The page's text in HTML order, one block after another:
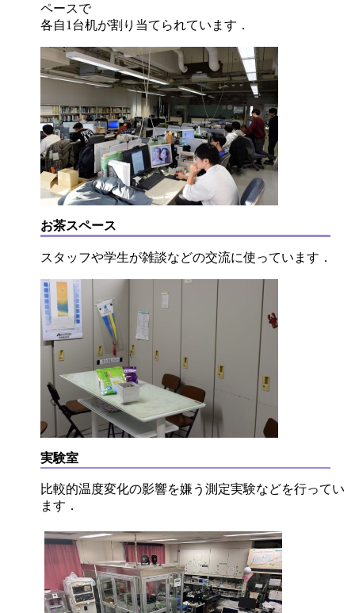
ペースで
各自1台机が割り当てられています．
お茶スペース
スタッフや学生が雑談などの交流に使っています．
実験室
比較的温度変化の影響を嫌う測定実験などを行ってい
ます．